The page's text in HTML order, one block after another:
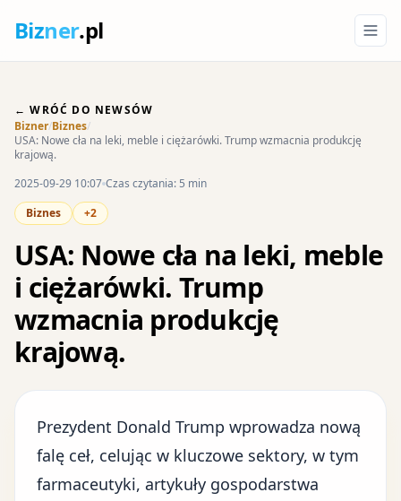
Bizner.pl
← WRÓĆ DO NEWSÓW
Bizner/Biznes/
USA: Nowe cła na leki, meble i ciężarówki. Trump wzmacnia produkcję
krajową.
2025-09-29 10:07 Czas czytania: 5 min
Biznes
+2
USA: Nowe cła na leki, meble
i ciężarówki. Trump
wzmacnia produkcję
krajową.
Prezydent Donald Trump wprowadza nową
falę ceł, celując w kluczowe sektory, w tym
farmaceutyki, artykuły gospodarstwa